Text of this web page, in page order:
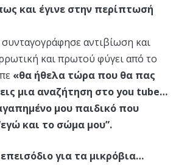
και έγινε στην περίπτωσή
συνταγογράφησε αντιβίωση και
και πρωτού φύγει από το
«θα ήθελα τώρα που θα πας
μια αναζήτηση στο you tube…
μου παιδικό που
και το σώμα μου”.
για τα μικρόβια…